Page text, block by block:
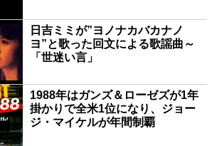
日吉ミミが”ヨノナカバカナノ
ヨ”と歌った回文による歌謡曲～
「世迷い言」
1988年はガンズ＆ローゼズが1年
掛かりで全米1位になり、ジョー
ジ・マイケルが年間制覇